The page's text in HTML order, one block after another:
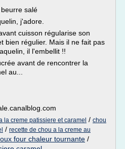
salé
j'adore.
cuisson régularise son
bien régulier. Mais il ne fait pas
il l'embellit !!
avant de rencontrer la
au...
la creme patissiere et caramel / chou
/ recette de chou a la creme au
four chaleur tournante /